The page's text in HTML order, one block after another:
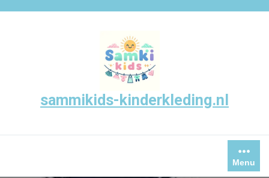
sammikids-kinderkleding.nl
Menu